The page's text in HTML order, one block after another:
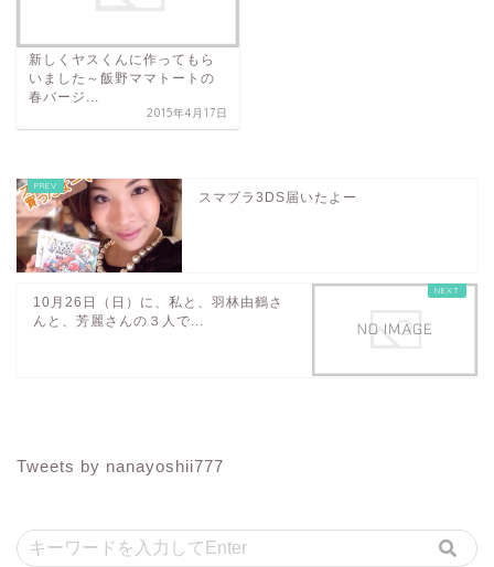
新しくヤスくんに作ってもら
いました～飯野ママトートの
春バージ...
2015年4月17日
スマブラ3DS届いたよー
10月26日（日）に、私と、羽林由鶴さ
んと、芳麗さんの３人で...
Tweets by nanayoshii777